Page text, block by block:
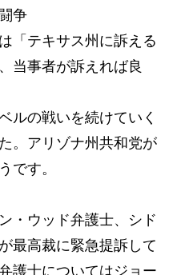
争
「テキサス州に訴える
当事者が訴えれば良
ルの戦いを続けていく
。アリゾナ州共和党が
です。
・ウッド弁護士、シド
最高裁に緊急提訴して
護士についてはジョー